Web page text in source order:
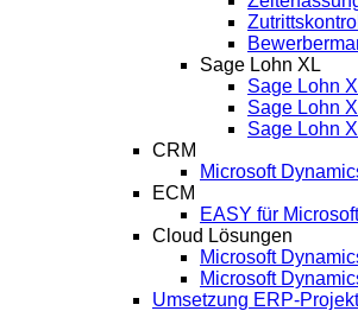
Sage Lohn XL
Sage Lohn
Sage Lohn
Sage Lohn
CRM
Microsoft
ECM
EASY für
Cloud Lösungen
Microsoft
Microsoft
Umsetzung ERP-Projekt